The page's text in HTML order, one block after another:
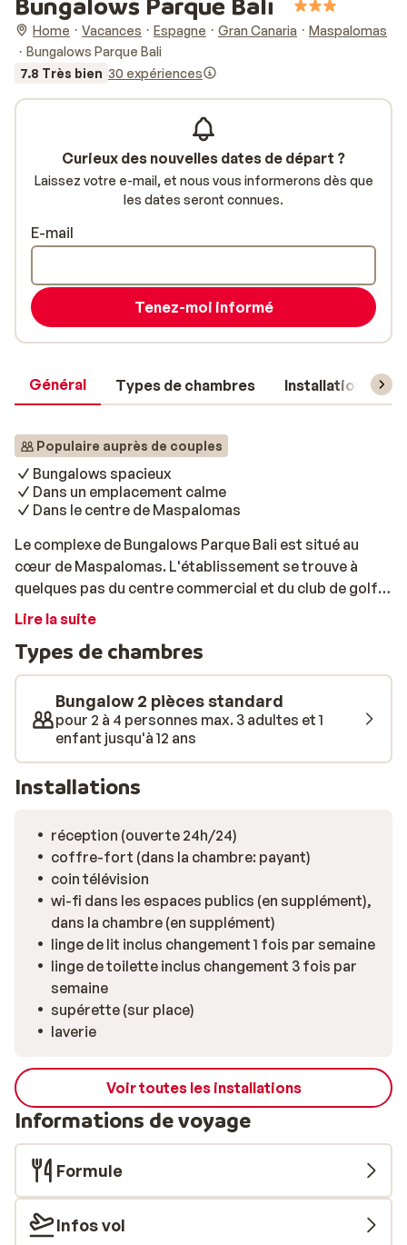
Home Vacances Espagne Gran Canaria
Maspalomas
Bungalows Parque Bali
7.8 Très bien 30 expériences
Général Types de chambres Installations
Populaire auprès de couples
Bungalows spacieux
Dans un emplacement calme
Dans le centre de Maspalomas
Le complexe de Bungalows Parque Bali est situé au
cœur de Maspalomas. L'établissement se trouve à
quelques pas du centre commercial et du club de golf.
Le personnel sera à vos petits soins! Les bungalows
même une belle piscine! Vous pouvez également vous
rendre aux dunes en 20 minutes à pied et prendre de
superbes photos de vacances. Le complexe de
Bungalows Parque Bali est une adresse idéale pour les
vacanciers à la recherche de paix et de tranquillité, tout
en restant central! Bon séjour!
Lire la suite
Types de chambres
Bungalow 2 pièces standard
pour 2 à 4 personnes max. 3 adultes et 1
enfant jusqu'à 12 ans
Installations
réception (ouverte 24h/24)
coffre-fort (dans la chambre: payant)
coin télévision
wi-fi dans les espaces publics (en supplément),
dans la chambre (en supplément)
linge de lit inclus changement 1 fois par semaine
linge de toilette inclus changement 3 fois par
semaine
supérette (sur place)
laverie
Voir toutes les installations
Informations de voyage
Formule
Infos vol
Curieux des nouvelles dates de départ ?
Laissez votre e-mail, et nous vous informerons dès que
les dates seront connues.
E-mail
Tenez-moi informé